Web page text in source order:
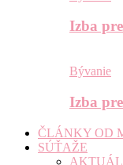
Izba
Bývanie
Izba
ČLÁNKY OD
SÚŤAŽE